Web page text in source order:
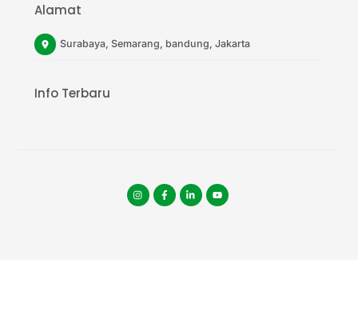
Alamat
Surabaya, Semarang, bandung, Jakarta
Info Terbaru
Instagramfacebook
tiktokyoutube